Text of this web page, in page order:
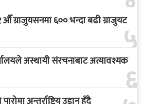
५
ग्राजुयसनमा ६०० भन्दा बढी ग्राजुयट
६
अस्थायी संरचनाबाट अत्यावश्यक